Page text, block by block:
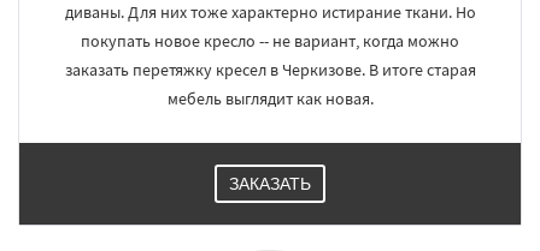
диваны. Для них тоже характерно истирание ткани. Но
покупать новое кресло -- не вариант, когда можно
заказать перетяжку кресел в Черкизове. В итоге старая
мебель выглядит как новая.
ЗАКАЗАТЬ